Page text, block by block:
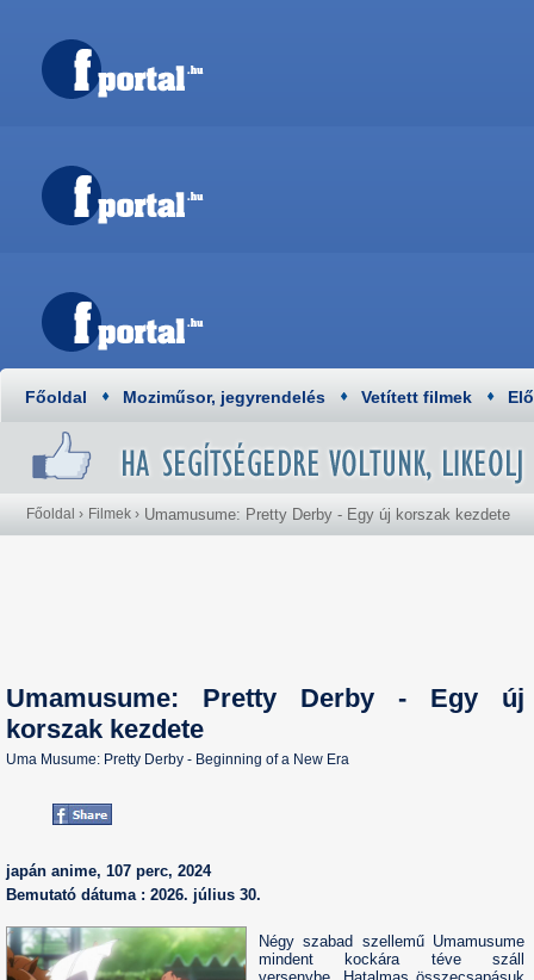
Főoldal Moziműsor, jegyrendelés Vetített filmek
Főoldal › Filmek › Umamusume: Pretty Derby - Egy új korszak kezdete
Umamusume: Pretty Derby - Egy új
korszak kezdete
Uma Musume: Pretty Derby - Beginning of a New Era
japán anime, 107 perc, 2024
Bemutató dátuma : 2026. július 30.
Négy szabad szellemű Umamusume
mindent kockára téve száll